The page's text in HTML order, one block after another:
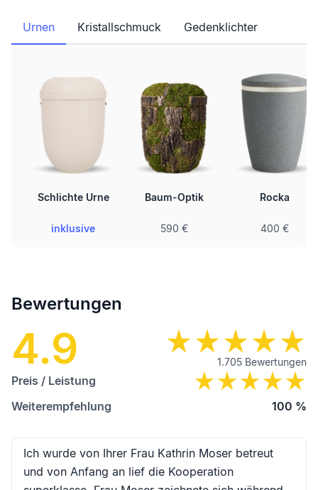
Urnen Kristallschmuck Gedenklichter
Schlichte Urne
inklusive
Baum-Optik
590 €
Rocka
400 €
Bewertungen
4.9 1.705 Bewertungen
Preis / Leistung
Weiterempfehlung
100 %
Ich wurde von Ihrer Frau Kathrin Moser betreut
und von Anfang an lief die Kooperation